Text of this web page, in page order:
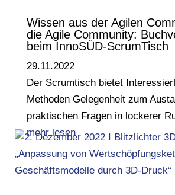
Wissen aus der Agilen
die Agile Community:
beim InnoSÜD-ScrumTisch
29.11.2022
Der Scrumtisch bietet
Methoden Gelegenheit zum
praktischen Fragen in lockerer
mehr lesen